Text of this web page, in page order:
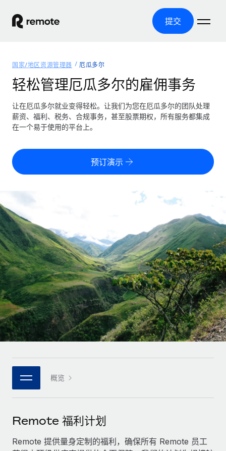
提交
产品
全球招聘
全球薪资管理
轻松运行合规薪资
零实体成本实现全球扩张
全球合同工入职与管理
PEO
外包复杂雇佣任务
基础设施
Remote Embedded
将人力资源无缝融入工作流程
团队的内置核心人力资源功能
连接 新的
使用我们的 MCP 将任何人工智能工具与 Remote 平台相连
借助核心业务工具简化流程
覆盖全球
美国各州浏览器
成长阶段
初创企业
为成长型企业量身打造的全球敏捷型人力资源与薪资解决方案
中型市场
通过定制化人力资源解决方案扩展团队
企业
与我们携手合作
战略技术合作伙伴
与我们共探合作机遇
资源
工具与计算器
误分类风险计算工具
合同工薪酬结算计算器
探索全球合同工的结算货币选项与结算速度
通过 REMOTE 学习
研究与指引
案例研究
人力资源术语表
核对表和模板
职位描述库
网络研讨会
活动
新闻室
定价
中文（简体）
English
Nederlands
Français
Deutsch
Español
Italiano
Português (Portugal)
日本語
한국어
中文（简体）
登录
国家/地区资源管理器 厄瓜多尔
轻松管理厄瓜多尔的雇佣事务
让在厄瓜多尔就业变得轻松。让我们为您在厄瓜多尔的团队处理
薪资、福利、税务、合规事务，甚至股票期权，所有服务都集成
在一个易于使用的平台上。
预订演示
概览
Remote 福利计划
Remote 提供量身定制的福利，确保所有 Remote 员工